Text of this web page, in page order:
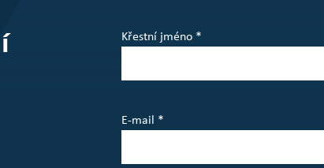
Křestní jméno *
E-mail *